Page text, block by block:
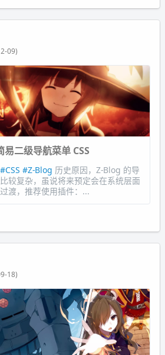
09)
易二级导航菜单 CSS
#CSS #Z-Blog 历史原因，Z-Blog 的导
较复杂，虽说将来预定会在系统层面
渡，推荐使用插件：...
18)